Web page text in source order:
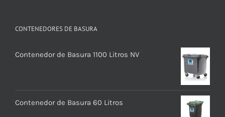
CONTENEDORES DE BASURA
Contenedor de Basura 1100 Litros NV
Contenedor de Basura 60 Litros